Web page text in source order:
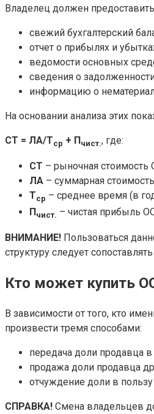
Владелец должен
свежий бухгалтерский
отчет о прибылях и
ведомости основных
сведения о
информацию о
На основании анализа этих
СТ = ЛА/Тср + П чист., где:
СТ – рыночная стоимость
ЛА – суммарная
Тср – среднее время (в
Пчист. – чистая прибыль
ВНИМАНИЕ! Пользоваться
структуру следует
Кто может купить
В зависимости от того, кто
произвести тремя способами:
передача доли продавца
продажа доли продавца
отчуждение доли в пользу
СПРАВКА! Смена владельцев